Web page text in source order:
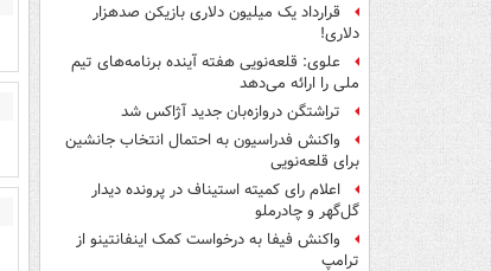
قرارداد یک میلیون دلاری بازیکن صدهزار
دلاری!
علوی: قلعه‌نویی هفته آینده برنامه‌های تیم
ملی را ارائه می‌دهد
تراِشتگن دروازه‌بان جدید آژاکس شد
واکنش فدراسیون به احتمال انتخاب جانشین
برای قلعه‌نویی
اعلام رای کمیته استیناف در پرونده دیدار
گل‌گهر و چادرملو
واکنش فیفا به درخواست کمک اینفانتینو از
ترامپ